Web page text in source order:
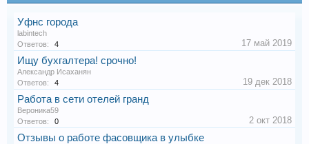
Уфнс города
labintech
Ответов:
4 17 май 2019
Ищу бухгалтера! срочно!
Александр Исаханян
Ответов:
4 19 дек 2018
Работа в сети отелей гранд
Вероника59
Ответов:
0 2 окт 2018
Отзывы о работе фасовщика в улыбке